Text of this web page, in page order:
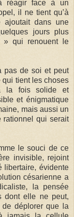
réagir face à un
il ne tient qu’à
ajoutait dans une
jours plus
» qui renouent le
pas de soi et peut
qui tient les choses
la fois solide et
et énigmatique
mais aussi un
rationnel qui serait
le souci de ce
invisible, rejoint
libertaire, évidente
césarienne a
la pensée
dont elle ne peut,
déplorer que la